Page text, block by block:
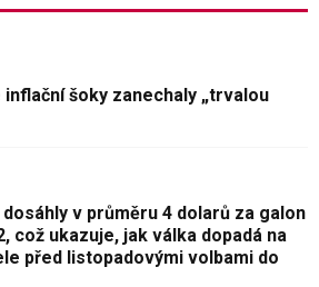
inflační šoky zanechaly „trvalou
dosáhly v průměru 4 dolarů za galon
což ukazuje, jak válka dopadá na
před listopadovými volbami do